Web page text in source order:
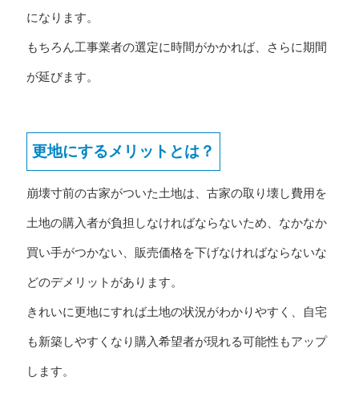
になります。
もちろん工事業者の選定に時間がかかれば、さらに期間
が延びます。
更地にするメリットとは？
崩壊寸前の古家がついた土地は、古家の取り壊し費用を
土地の購入者が負担しなければならないため、なかなか
買い手がつかない、販売価格を下げなければならないな
どのデメリットがあります。
きれいに更地にすれば土地の状況がわかりやすく、自宅
も新築しやすくなり購入希望者が現れる可能性もアップ
します。